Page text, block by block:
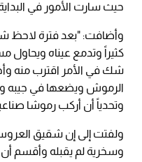
حيث سارت الأمور في
وأضافت: "بعد فترة
كثيراً وتدمع عيناه ويحاول
شك في الأمر اقترب منه
الرموش ويضعها في جيبه
وتحدياً أن أركب رموشا
ولفتت إلى إن شقيق
وسخرية لم يقبله وأقسم أن